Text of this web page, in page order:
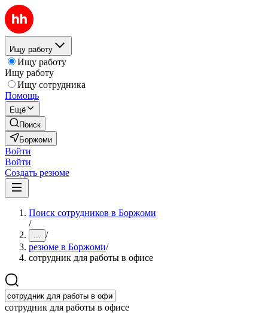
Ищу работу
Ищу работу
Ищу работу
Ищу сотрудника
Помощь
Ещё
Поиск
Боржоми
Войти
Войти
Создать резюме
Поиск сотрудников в Боржоми
/
... /
резюме в Боржоми/
сотрудник для работы в офисе
сотрудник для работы в офисе